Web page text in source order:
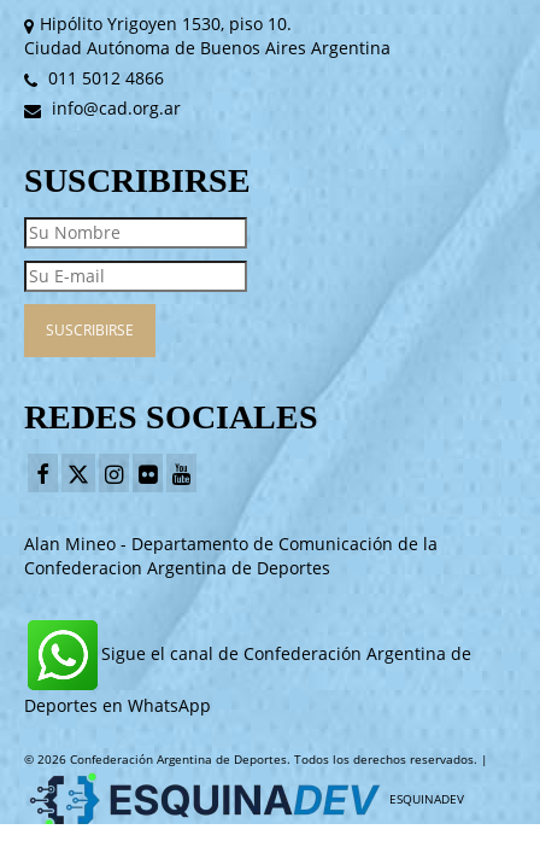
Hipólito Yrigoyen 1530, piso 10.
Ciudad Autónoma de Buenos Aires Argentina
011 5012 4866
info@cad.org.ar
SUSCRIBIRSE
REDES SOCIALES
Alan Mineo - Departamento de Comunicación de la
Confederacion Argentina de Deportes
Sigue el canal de Confederación Argentina de
Deportes en WhatsApp
© 2026 Confederación Argentina de Deportes. Todos los derechos reservados. |
ESQUINADEV